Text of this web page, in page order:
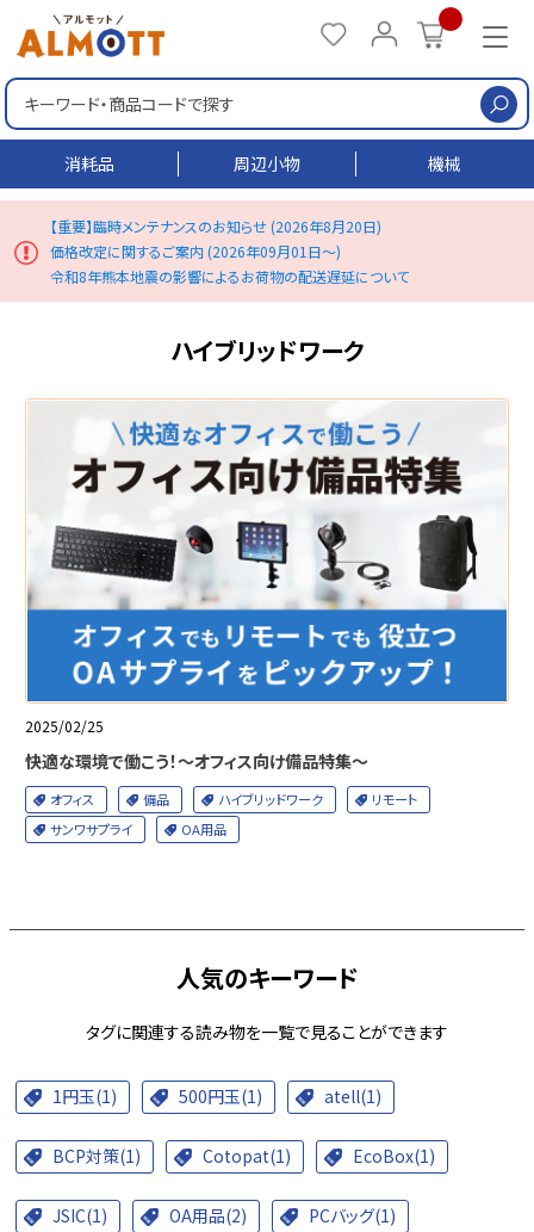
消耗品 周辺小物 機械
【重要】臨時メンテナンスのお知らせ (2026年8月20日)
価格改定に関するご案内 (2026年09月01日～)
令和8年熊本地震の影響によるお荷物の配送遅延について
ハイブリッドワーク
2025/02/25
快適な環境で働こう！～オフィス向け備品特集～
オフィス 備品 ハイブリッドワーク
リモート
サンワサプライ
OA用品
人気のキーワード
タグに関連する読み物を一覧で見ることができます
1円玉(1) 500円玉(1) atell(1)
BCP対策(1) Cotopat(1) EcoBox(1)
JSIC(1) OA用品(2) PCバッグ(1)